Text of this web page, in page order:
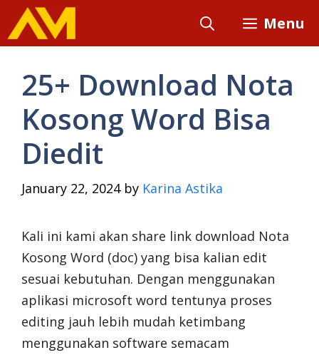
Skip
to
Menu
25+ Download Nota
Kosong Word Bisa
Diedit
January 22, 2024 by Karina Astika
Kali ini kami akan share link download Nota
Kosong Word (doc) yang bisa kalian edit
sesuai kebutuhan. Dengan menggunakan
aplikasi microsoft word tentunya proses
editing jauh lebih mudah ketimbang
menggunakan software semacam